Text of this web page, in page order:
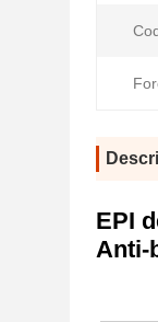
EPI
Anti-